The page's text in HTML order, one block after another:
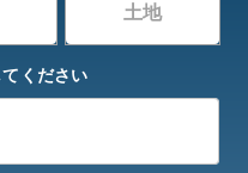
土地
ください